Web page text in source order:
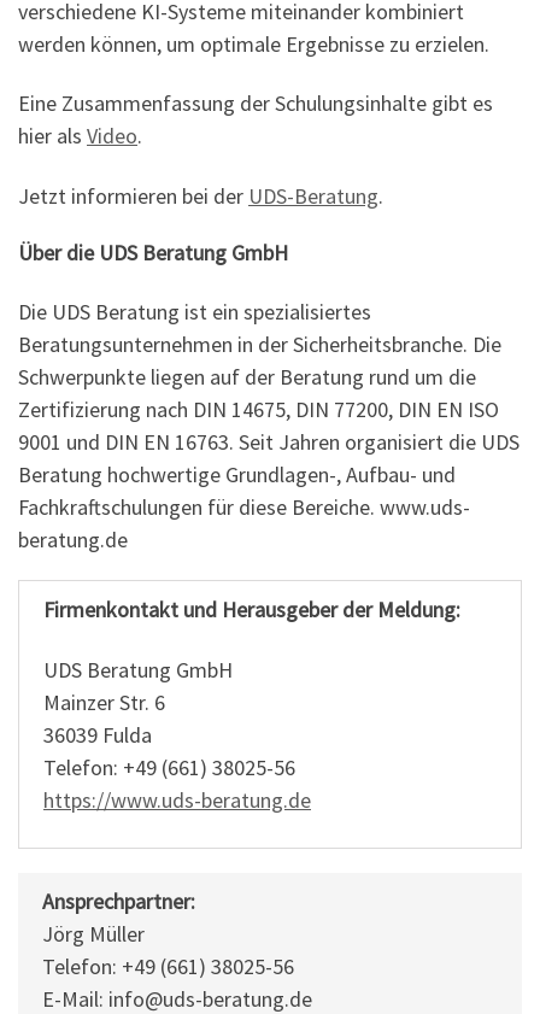
verschiedene KI-Systeme miteinander kombiniert
werden können, um optimale Ergebnisse zu erzielen.
Eine Zusammenfassung der Schulungsinhalte gibt es
hier als Video.
Jetzt informieren bei der UDS-Beratung.
Über die UDS Beratung GmbH
Die UDS Beratung ist ein spezialisiertes
Beratungsunternehmen in der Sicherheitsbranche. Die
Schwerpunkte liegen auf der Beratung rund um die
Zertifizierung nach DIN 14675, DIN 77200, DIN EN ISO
9001 und DIN EN 16763. Seit Jahren organisiert die UDS
Beratung hochwertige Grundlagen-, Aufbau- und
Fachkraftschulungen für diese Bereiche. www.uds-
beratung.de
Firmenkontakt und Herausgeber der Meldung:
UDS Beratung GmbH
Mainzer Str. 6
36039 Fulda
Telefon: +49 (661) 38025-56
https://www.uds-beratung.de
Ansprechpartner:
Jörg Müller
Telefon: +49 (661) 38025-56
E-Mail: info@uds-beratung.de